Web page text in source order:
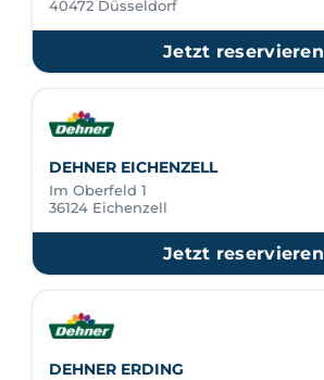
40472 Düsseldorf
Jetzt reservieren
DEHNER EICHENZELL
Im Oberfeld 1
36124 Eichenzell
Jetzt reservieren
DEHNER ERDING